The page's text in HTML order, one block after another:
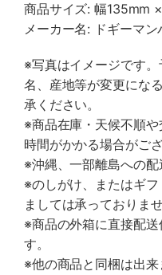
商品サイズ: 幅135mm
メーカー名: ドギーマ
※写真はイメージです
名、産地等が変更にな
承ください。
※商品在庫・天候不順
時間がかかる場合がござ
※沖縄、一部離島への配
※のしがけ、またはギ
ましては承っておりま
※商品の外箱に直接配
す。
※他の商品と同梱は出来